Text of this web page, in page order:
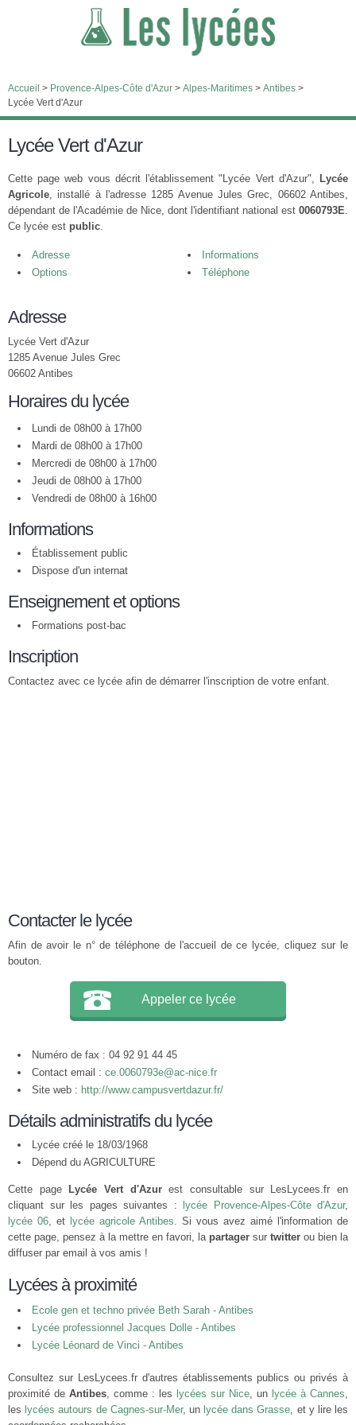
Accueil > Provence-Alpes-Côte d'Azur > Alpes-Maritimes > Antibes >
Lycée Vert d'Azur
Lycée Vert d'Azur
Cette page web vous décrit l'établissement "Lycée Vert d'Azur", Lycée
Agricole, installé à l'adresse 1285 Avenue Jules Grec, 06602 Antibes,
dépendant de l'Académie de Nice, dont l'identifiant national est 0060793E.
Ce lycée est public.
Adresse
Informations
Options
Téléphone
Adresse
Lycée Vert d'Azur
1285 Avenue Jules Grec
06602 Antibes
Horaires du lycée
Lundi de 08h00 à 17h00
Mardi de 08h00 à 17h00
Mercredi de 08h00 à 17h00
Jeudi de 08h00 à 17h00
Vendredi de 08h00 à 16h00
Informations
Établissement public
Dispose d'un internat
Enseignement et options
Formations post-bac
Inscription
Contactez avec ce lycée afin de démarrer l'inscription de votre enfant.
Contacter le lycée
Afin de avoir le n° de téléphone de l'accueil de ce lycée, cliquez sur le
bouton.
Appeler ce lycée
Numéro de fax : 04 92 91 44 45
Contact email : ce.0060793e@ac-nice.fr
Site web : http://www.campusvertdazur.fr/
Détails administratifs du lycée
Lycée créé le 18/03/1968
Dépend du AGRICULTURE
Cette page Lycée Vert d'Azurest consultable sur LesLycees.fr en
cliquant sur les pages suivantes :
lycée Provence-Alpes-Côte d'Azur,
lycée 06, et lycée agricole Antibes. Si vous avez aimé l'information de
cette page, pensez à la mettre en favori, la partager sur twitter ou bien la
diffuser par email à vos amis !
Lycées à proximité
Ecole gen et techno privée Beth Sarah - Antibes
Lycée professionnel Jacques Dolle - Antibes
Lycée Léonard de Vinci - Antibes
Consultez sur LesLycees.fr d'autres établissements publics ou privés à
proximité de Antibes, comme : les lycées sur Nice, un lycée à Cannes,
les lycées autours de Cagnes-sur-Mer, un lycée dans Grasse, et y lire les